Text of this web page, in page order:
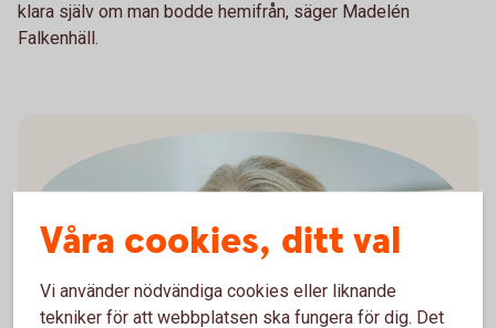
klara själv om man bodde hemifrån, säger Madelén
Falkenhäll.
Madelén Falkenhäll
Våra cookies, ditt val
Vi använder nödvändiga cookies eller liknande
tekniker för att webbplatsen ska fungera för dig. Det